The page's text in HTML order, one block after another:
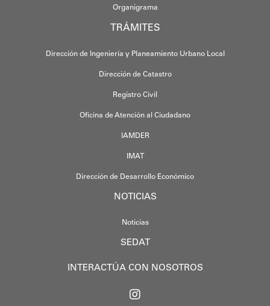
Organigrama
TRÁMITES
Dirección de Ingeniería y Planeamiento Urbano Local
Dirección de Catastro
Registro Civil
Oficina de Atención al Ciudadano
IAMDER
IMAT
Dirección de Desarrollo Económico
NOTICIAS
Noticias
SEDAT
INTERACTÚA CON NOSOTROS